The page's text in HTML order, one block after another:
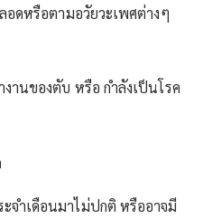
ดหรือตามอวัยวะเพศต่างๆ
านของตับ หรือ กำลังเป็นโรค
จำเดือนมาไม่ปกติ หรืออาจมี